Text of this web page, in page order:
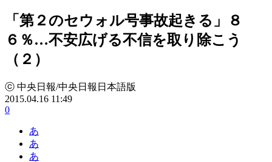
「第２のセウォル号事故起きる」８
６％…不安広げる不信を取り除こう
（２）
ⓒ 中央日報/中央日報日本語版
2015.04.16 11:49
0
あ
あ
あ